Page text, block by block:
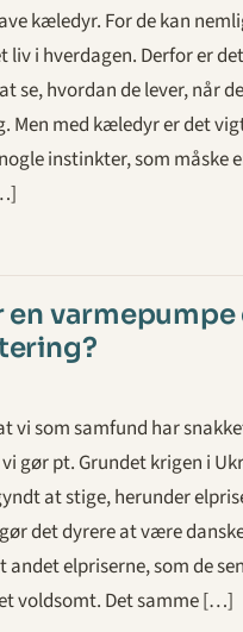
kæledyr. For de kan
liv i hverdagen. Derfor er
se, hvordan de lever, når
Men med kæledyr er det
instinkter, som måske
en varmepumpe
vi som samfund har
gør pt. Grundet krigen i
at stige, herunder
det dyrere at være
andet elpriserne, som de
voldsomt. Det samme […]